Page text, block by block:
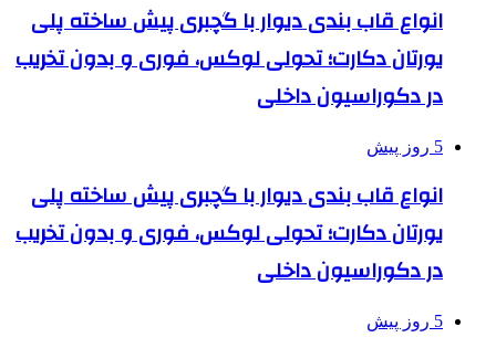
انواع قاب بندی دیوار با گچبری پیش ساخته پلی
یورتان دکارت؛ تحولی لوکس، فوری و بدون تخریب
در دکوراسیون داخلی
5 روز پیش
انواع قاب بندی دیوار با گچبری پیش ساخته پلی
یورتان دکارت؛ تحولی لوکس، فوری و بدون تخریب
در دکوراسیون داخلی
5 روز پیش